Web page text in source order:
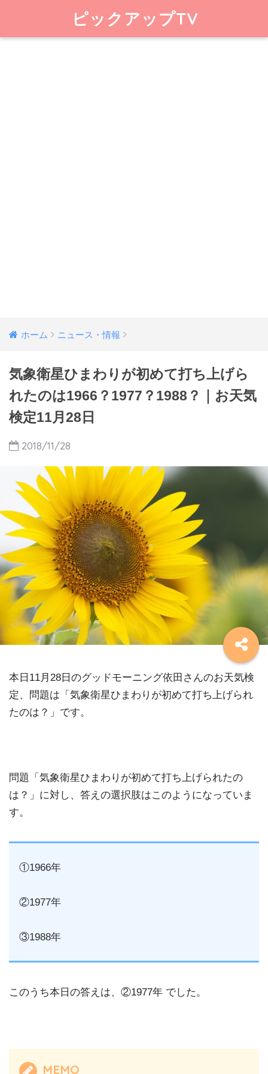
ピックアップTV
ホーム ニュース・情報
気象衛星ひまわりが初めて打ち上げら
れたのは1966？1977？1988？｜お天気
検定11月28日
2018/11/28
本日11月28日のグッドモーニング依田さんのお天気検
定、問題は「気象衛星ひまわりが初めて打ち上げられ
たのは？」です。
問題「気象衛星ひまわりが初めて打ち上げられたの
は？」に対し、答えの選択肢はこのようになっていま
す。
①1966年
②1977年
③1988年
このうち本日の答えは、②1977年 でした。
MEMO